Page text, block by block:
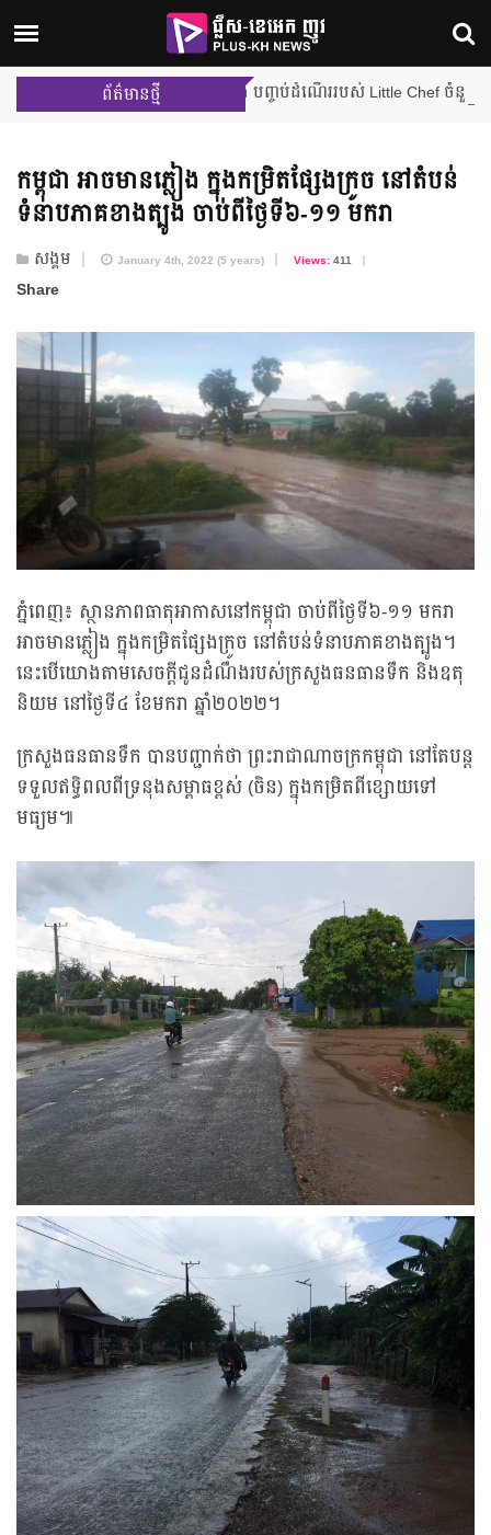
ព័ត៌មានថ្មី
ការប្រកួតជម្រុះលើកដំបូង បញ្ចប់ដំណើររបស់ Little Chef ចំនួន ២ រូប ពីផ្ទះប
កម្ពុជា អាច​មានភ្លៀង ក្នុង​កម្រិត​ផ្សែងក្រូច នៅតំបន់​
ទំនាប​ភាគខាងត្បូង ចាប់ពី​ថ្ងៃទី៦-១១ មករា
សង្គម January 4th, 2022 (5 years) Views:411
Share
ភ្នំពេញ៖ ស្ថានភាពធាតុអាកាសនៅកម្ពុជា ចាប់ពីថ្ងៃទី៦-១១ មករា
អាចមានភ្លៀង ក្នុងកម្រិតផ្សែងក្រូច នៅតំបន់ទំនាបភាគខាងត្បូង។
នេះបើយោងតាមសេចក្ដីជូនដំណឹងរបស់ក្រសួងធនធានទឹក និងឧតុ
និយម នៅថ្ងៃទី៤ ខែមករា ឆ្នាំ២០២២។
ក្រសួងធនធានទឹក បានបញ្ជាក់ថា ព្រះរាជាណាចក្រកម្ពុជា នៅតែបន្ត
ទទួលឥទ្ធិពលពីទ្រនុងសម្ពាធខ្ពស់ (ចិន) ក្នុងកម្រិតពីខ្សោយទៅ
មធ្យម៕